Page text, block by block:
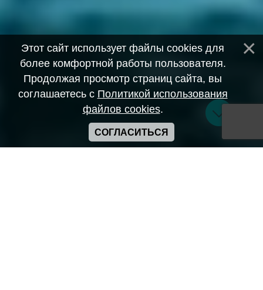
Этот сайт использует файлы cookies для
более комфортной работы пользователя.
Продолжая просмотр страниц сайта, вы
соглашаетесь с Политикой использования
файлов cookies.
СОГЛАСИТЬСЯ